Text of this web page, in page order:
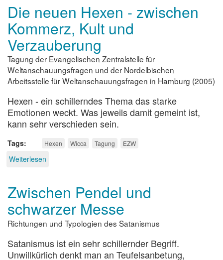
Die neuen Hexen - zwischen
Kommerz, Kult und
Verzauberung
Tagung der Evangelischen Zentralstelle für
Weltanschauungsfragen und der Nordelbischen
Arbeitsstelle für Weltanschauungsfragen in Hamburg (2005)
Hexen - ein schillerndes Thema das starke
Emotionen weckt. Was jeweils damit gemeint ist,
kann sehr verschieden sein.
Tags Hexen Wicca Tagung EZW
Weiterlesen
Hexen
-
zwischen
Kommerz,
Kult
Verzauberung
Zwischen Pendel und
schwarzer Messe
Richtungen und Typologien des Satanismus
Satanismus ist ein sehr schillernder Begriff.
Unwillkürlich denkt man an Teufelsanbetung,